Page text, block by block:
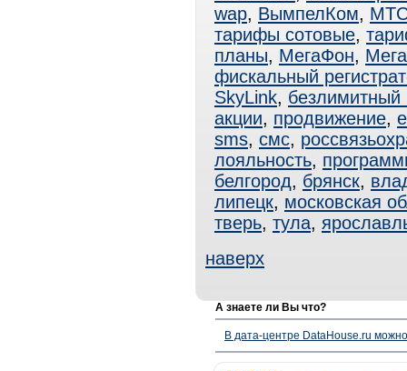
wap, ВымпелКом,
тарифы сотовые,
планы, МегаФон,
фискальный
SkyLink, безлимитный
акции, продвижение,
sms, смс,
лояльность,
белгород, брянск,
липецк, московская
тверь, тула,
наверх
А знаете ли Вы что?
В дата-центре DataHouse.ru